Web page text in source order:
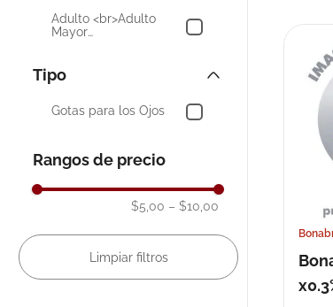
Adulto <br>Adulto
Mayor
años + )
Tipo
Gotas para los Ojos
Rangos de precio
$5,00 – $10,00